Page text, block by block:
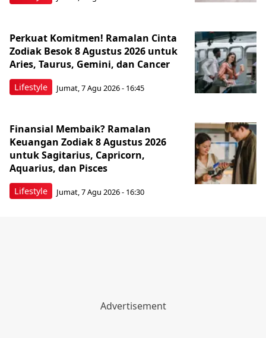
Lifestyle
Perkuat Komitmen! Ramalan Cinta
Zodiak Besok 8 Agustus 2026 untuk
Aries, Taurus, Gemini, dan Cancer
Jumat, 7 Agu 2026 - 16:45
Lifestyle
Finansial Membaik? Ramalan
Keuangan Zodiak 8 Agustus 2026
untuk Sagitarius, Capricorn,
Aquarius, dan Pisces
Jumat, 7 Agu 2026 - 16:30